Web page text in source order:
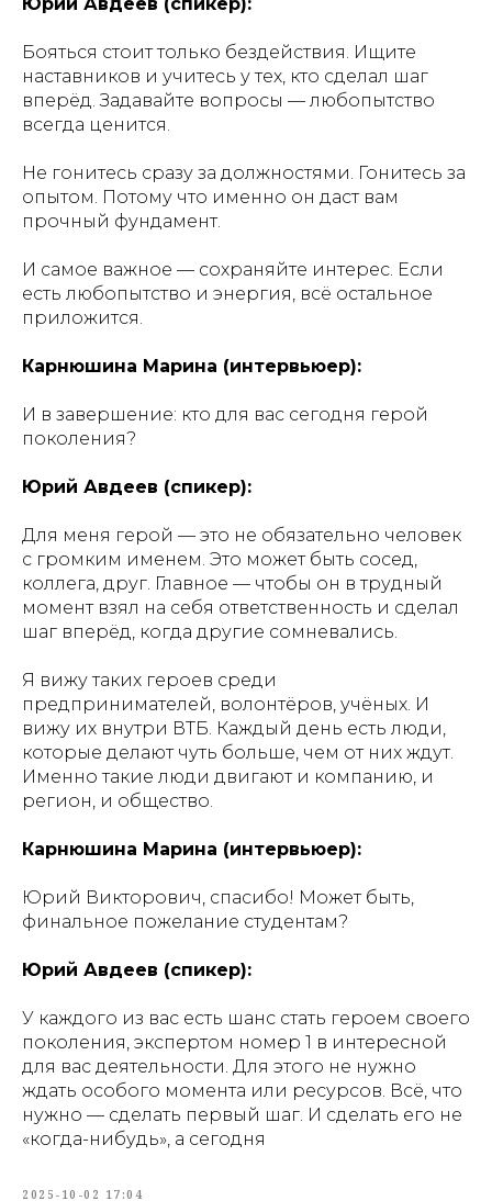
Бояться стоит только бездействия. Ищите
наставников и учитесь у тех, кто сделал шаг
вперёд. Задавайте вопросы — любопытство
всегда ценится.
Не гонитесь сразу за должностями. Гонитесь за
опытом. Потому что именно он даст вам
прочный фундамент.
И самое важное — сохраняйте интерес. Если
есть любопытство и энергия, всё остальное
приложится.
Карнюшина Марина (интервьюер):
И в завершение: кто для вас сегодня герой
поколения?
Юрий Авдеев (спикер):
Для меня герой — это не обязательно человек
с громким именем. Это может быть сосед,
коллега, друг. Главное — чтобы он в трудный
момент взял на себя ответственность и сделал
шаг вперёд, когда другие сомневались.
Я вижу таких героев среди
предпринимателей, волонтёров, учёных. И
вижу их внутри ВТБ. Каждый день есть люди,
которые делают чуть больше, чем от них ждут.
Именно такие люди двигают и компанию, и
регион, и общество.
Карнюшина Марина (интервьюер):
Юрий Викторович, спасибо! Может быть,
финальное пожелание студентам?
Юрий Авдеев (спикер):
У каждого из вас есть шанс стать героем своего
поколения, экспертом номер 1 в интересной
для вас деятельности. Для этого не нужно
ждать особого момента или ресурсов. Всё, что
нужно — сделать первый шаг. И сделать его не
«когда-нибудь», а сегодня
2025-10-02 17:04